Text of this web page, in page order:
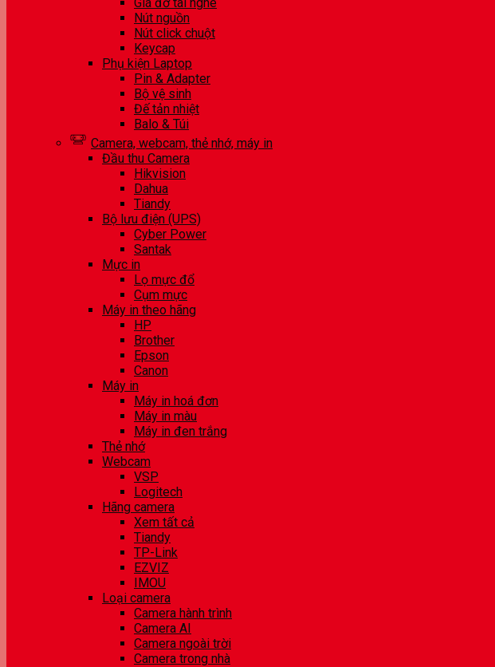
Nút nguồn
Nút click chuột
Keycap
Phụ kiện Laptop
Pin & Adapter
Bộ vệ sinh
Đế tản nhiệt
Balo & Túi
Camera, webcam, thẻ nhớ, máy in
Đầu thu Camera
Hikvision
Dahua
Tiandy
Bộ lưu điện (UPS)
Cyber Power
Santak
Mực in
Lọ mực đổ
Cụm mực
Máy in theo hãng
HP
Brother
Epson
Canon
Máy in
Máy in hoá đơn
Máy in màu
Máy in đen trắng
Thẻ nhớ
Webcam
VSP
Logitech
Hãng camera
Xem tất cả
Tiandy
TP-Link
EZVIZ
IMOU
Loại camera
Camera hành trình
Camera AI
Camera ngoài trời
Camera trong nhà